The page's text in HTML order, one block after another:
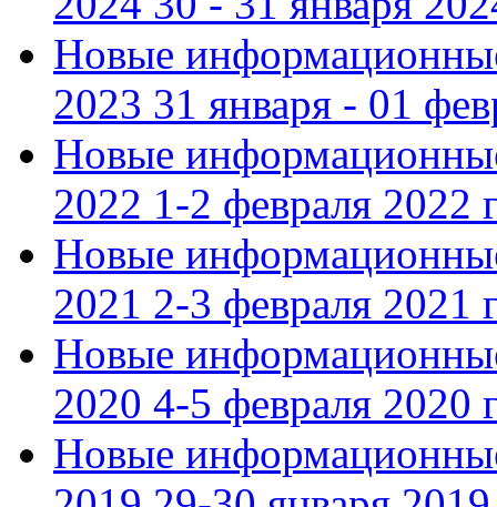
Новые
2023 31 января - 01
Новые
2022 1-2 февраля 2022
Новые
2021 2-3 февраля 2021
Новые
2020 4-5 февраля 2020
Новые